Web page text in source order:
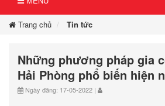
Trang chủ Tin tức
Những phương pháp gia
Hải Phòng phổ biến hiện
Ngày đăng: 17-05-2022 |